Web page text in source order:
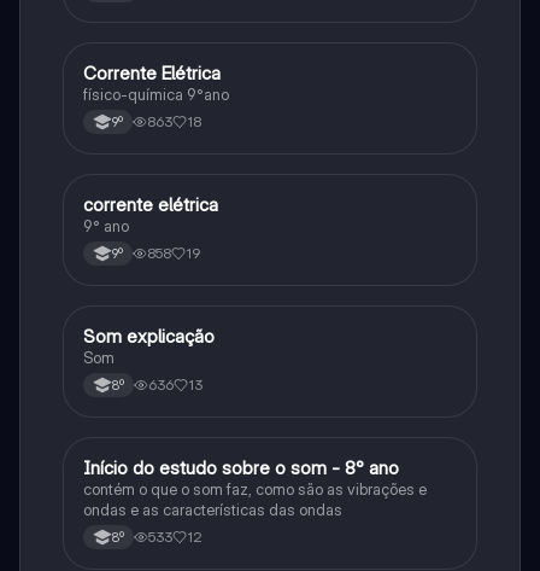
Fisica e Quimica
Corrente Elétrica
físico-química 9°ano
9º 863 18
Fisica e Quimica
corrente elétrica
9° ano
9º 858 19
Fisica e Quimica
Som explicação
Som
8º 636 13
Fisica e Quimica
Início do estudo sobre o som - 8° ano
contém o que o som faz, como são as vibrações e
ondas e as características das ondas
8º 533 12